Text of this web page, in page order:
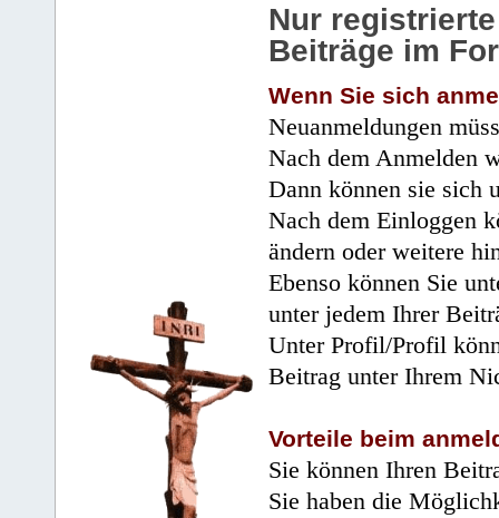
Nur
Beiträge im
Wenn Sie sich
Neuanmeldungen
Nach dem Anmelden
Dann können sie sich
Nach dem Einloggen
ändern oder weitere
Ebenso können Sie
unter jedem Ihrer
Unter Profil/Profil
Beitrag unter Ihrem
Vorteile beim
Sie können Ihren
Sie haben die